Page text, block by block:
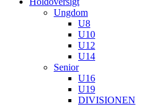
Ungdom
U8
U10
U12
U14
Senior
U16
U19
DIVISIONEN